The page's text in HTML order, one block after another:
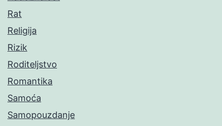
Rat
Religija
Rizik
Roditeljstvo
Romantika
Samoća
Samopouzdanje